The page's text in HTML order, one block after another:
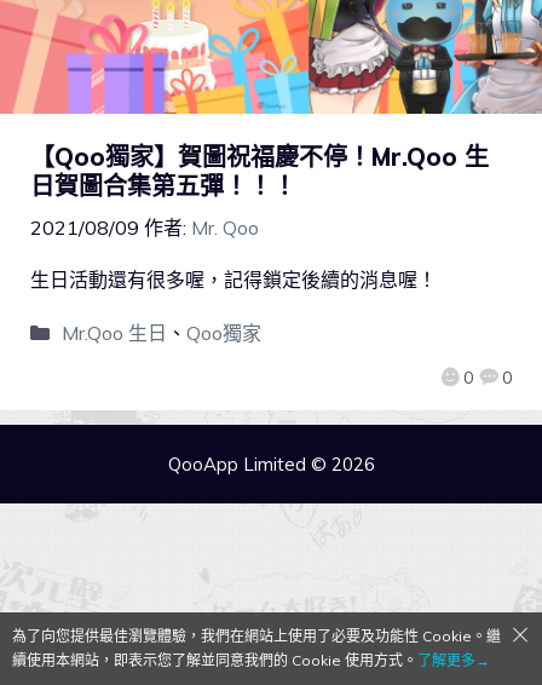
【Qoo獨家】賀圖祝福慶不停！Mr.Qoo 生
日賀圖合集第五彈！！！
2021/08/09 作者: Mr. Qoo
0 0
生日活動還有很多喔，記得鎖定後續的消息喔！
Mr.Qoo 生日 、 Qoo獨家
QooApp Limited © 2026
為了向您提供最佳瀏覽體驗，我們在網站上使用了必要及功能性 Cookie。繼
續使用本網站，即表示您了解並同意我們的 Cookie 使用方式。 了解更多→